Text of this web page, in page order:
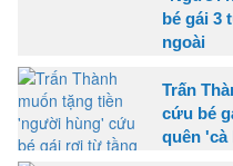
bé gái 3
ngoài
Trấn
cứu bé
quên 'cà